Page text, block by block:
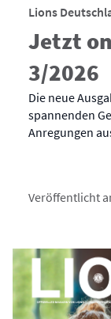
Lions
Jetzt
3/2026
Die neue
spannenden
Anregungen
Veröffentlicht